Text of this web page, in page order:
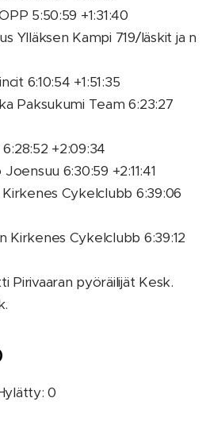
5:50:59 +1:31:40
Ylläksen Kampi 719/läskit ja n
6:10:54 +1:51:35
Paksukumi Team 6:23:27
+2:09:34
6:30:59 +2:11:41
Cykelclubb 6:39:06
Kirkenes Cykelclubb 6:39:12
Pirivaaran pyöräilijät Kesk.
0